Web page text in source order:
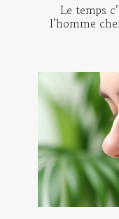
Le temps
l’homme